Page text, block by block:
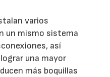
varios
un mismo sistema
así
una mayor
más boquillas